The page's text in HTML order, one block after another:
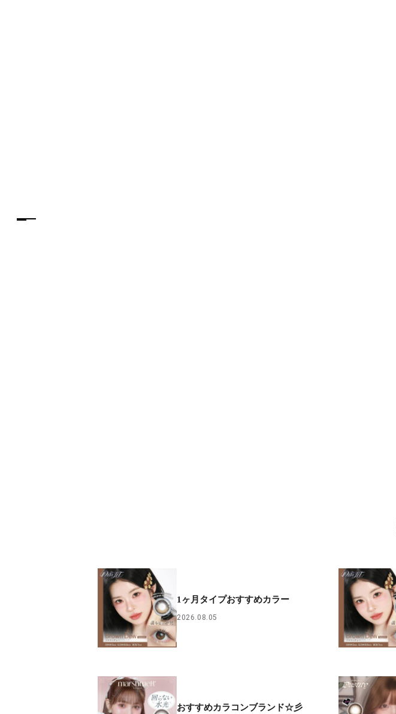
1ヶ月タイプおすすめカラー
2026.08.05
おすすめカラコンブランド☆彡